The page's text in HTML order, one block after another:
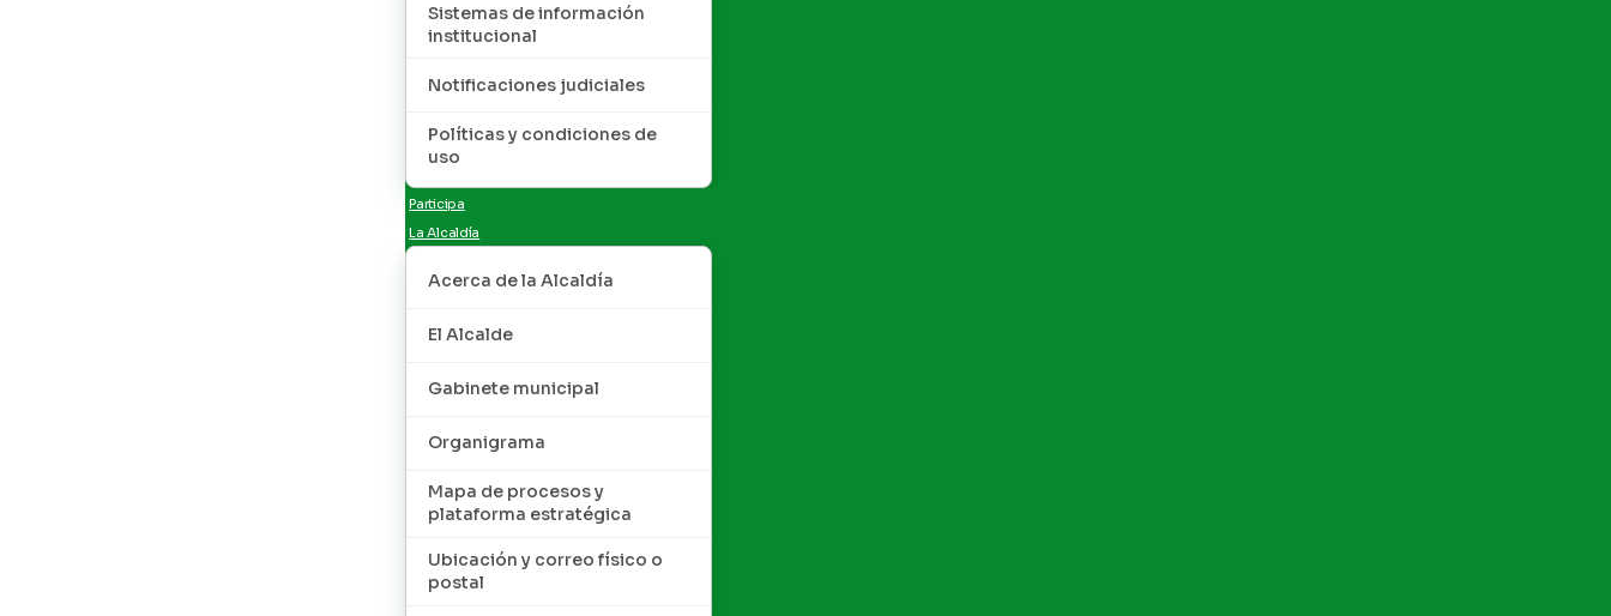
Sistemas de información
institucional
Notificaciones judiciales
Políticas y condiciones de
uso
Participa
La Alcaldía
Acerca de la Alcaldía
El Alcalde
Gabinete municipal
Organigrama
Mapa de procesos y
plataforma estratégica
Ubicación y correo físico o
postal